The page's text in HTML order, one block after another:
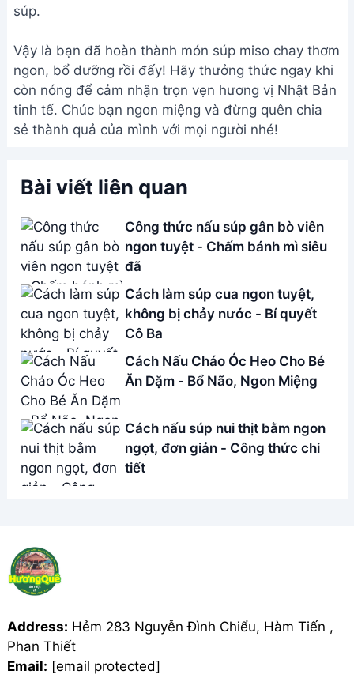
súp.
Vậy là bạn đã hoàn thành món súp miso chay thơm
ngon, bổ dưỡng rồi đấy! Hãy thưởng thức ngay khi
còn nóng để cảm nhận trọn vẹn hương vị Nhật Bản
tinh tế. Chúc bạn ngon miệng và đừng quên chia
sẻ thành quả của mình với mọi người nhé!
Bài viết liên quan
Công thức nấu súp gân bò viên
ngon tuyệt - Chấm bánh mì siêu
đã
Cách làm súp cua ngon tuyệt,
không bị chảy nước - Bí quyết
Cô Ba
Cách Nấu Cháo Óc Heo Cho Bé
Ăn Dặm - Bổ Não, Ngon Miệng
Cách nấu súp nui thịt bằm ngon
ngọt, đơn giản - Công thức chi
tiết
Address: Hẻm 283 Nguyễn Đình Chiểu, Hàm Tiến ,
Phan Thiết
Email: [email protected]